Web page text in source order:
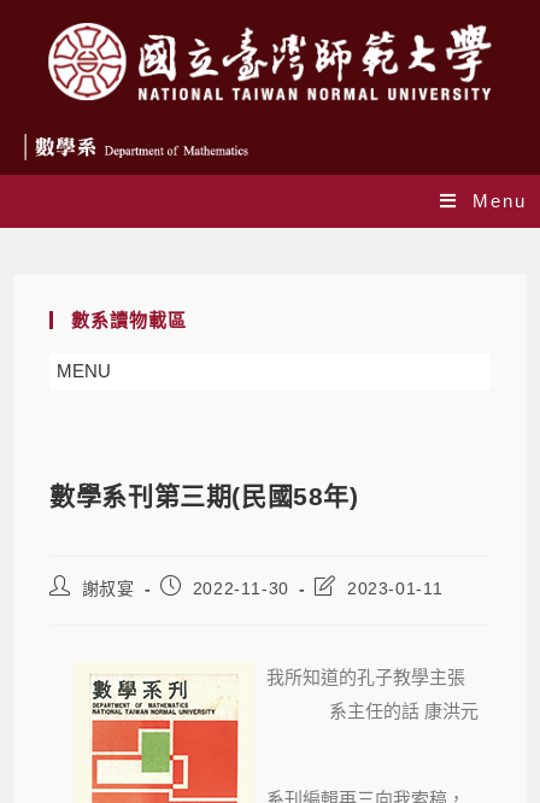
Menu
數系讀物載區
MENU
數學系刊第三期(民國58年)
謝叔宴 2022-11-30 2023-01-11
我所知道的孔子教學主張
系主任的話 康洪元